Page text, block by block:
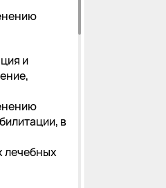
и
в
лечебных